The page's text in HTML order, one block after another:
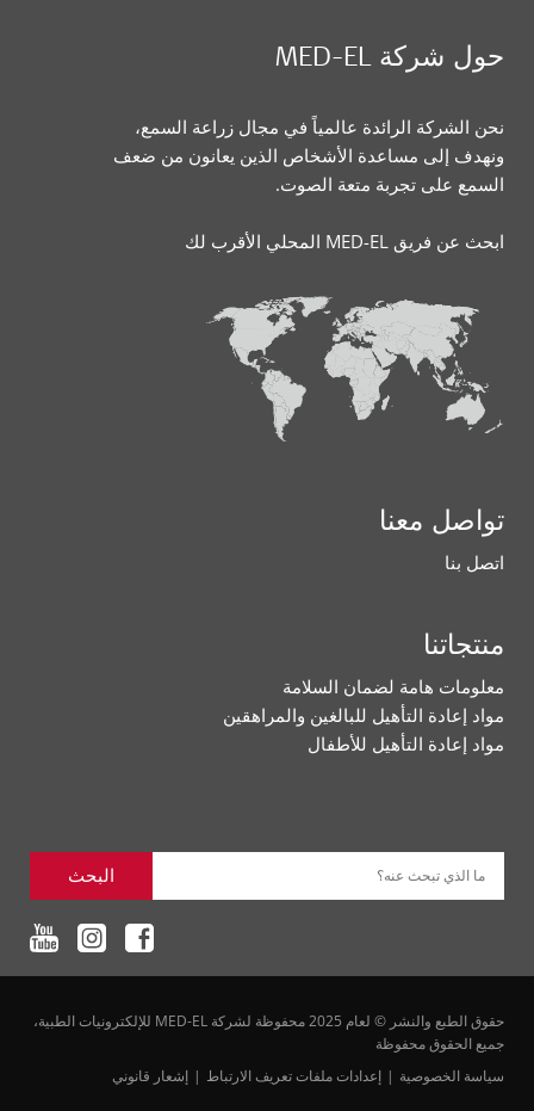
حول شركة MED-EL
نحن الشركة الرائدة عالمياً في مجال زراعة السمع،
ونهدف إلى مساعدة الأشخاص الذين يعانون من ضعف
السمع على تجربة متعة الصوت.
ابحث عن فريق MED-EL المحلي الأقرب لك
تواصل معنا
اتصل بنا
منتجاتنا
معلومات هامة لضمان السلامة
مواد إعادة التأهيل للبالغين والمراهقين
مواد إعادة التأهيل للأطفال
ما الذي تبحث عنه؟ البحث
حقوق الطبع والنشر © لعام 2025 محفوظة لشركة MED-EL للإلكترونيات الطبية،
جميع الحقوق محفوظة
سياسة الخصوصية
إعدادات ملفات تعريف الارتباط إشعار قانوني